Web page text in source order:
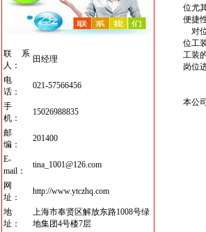
联系
人：
田经理
电
话：
021-57566456
手
机：
15026988835
邮
编：
201400
E-
mail：
tina_1001@126.com
网
址：
http://www.ytczhq.com
地
址：
上海市奉贤区解放东路1008号绿
地集团4号楼7层
位尤
便捷
对位
位工
工装
岗位
本公